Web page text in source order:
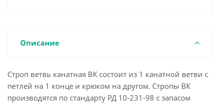
Описание
Строп ветвь канатная ВК состоит из 1 канатной ветви с
петлей на 1 конце и крюком на другом. Стропы ВК
производятся по стандарту РД 10-231-98 с запасом